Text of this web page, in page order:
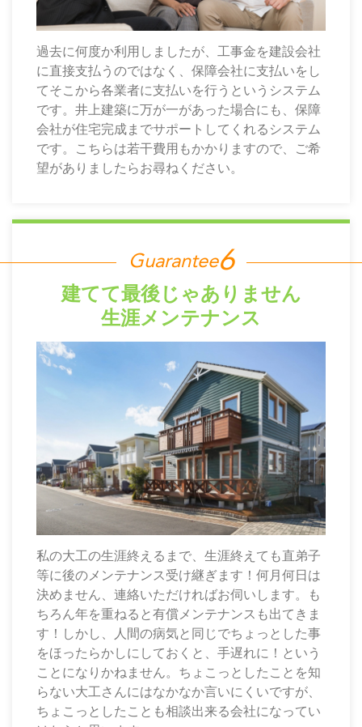
過去に何度か利用しましたが、工事金を建設会社
に直接支払うのではなく、保障会社に支払いをし
てそこから各業者に支払いを行うというシステム
です。井上建築に万が一があった場合にも、保障
会社が住宅完成までサポートしてくれるシステム
です。こちらは若干費用もかかりますので、ご希
望がありましたらお尋ねください。
Guarantee
建てて最後じゃありません
生涯メンテナンス
私の大工の生涯終えるまで、生涯終えても直弟子
等に後のメンテナンス受け継ぎます！何月何日は
決めません、連絡いただければお伺いします。も
ちろん年を重ねると有償メンテナンスも出てきま
す！しかし、人間の病気と同じでちょっとした事
をほったらかしにしておくと、手遅れに！という
ことになりかねません。ちょこっとしたことを知
らない大工さんにはなかなか言いにくいですが、
ちょこっとしたことも相談出来る会社になってい